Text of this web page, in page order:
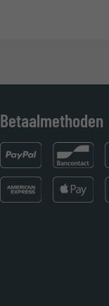
Betaalmethoden